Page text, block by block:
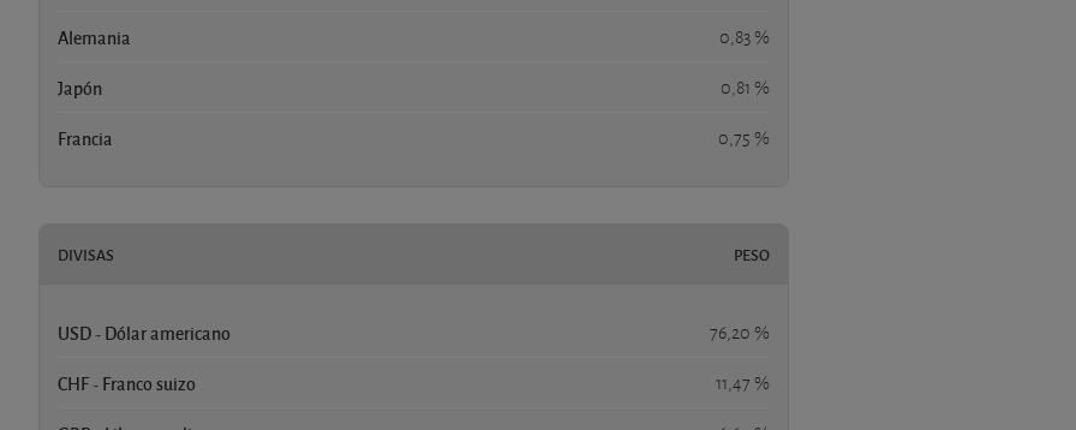
Alemania 0,83 %
Japón 0,81 %
Francia 0,75 %
DIVISAS PESO
USD - Dólar americano 76,20 %
CHF - Franco suizo 11,47 %